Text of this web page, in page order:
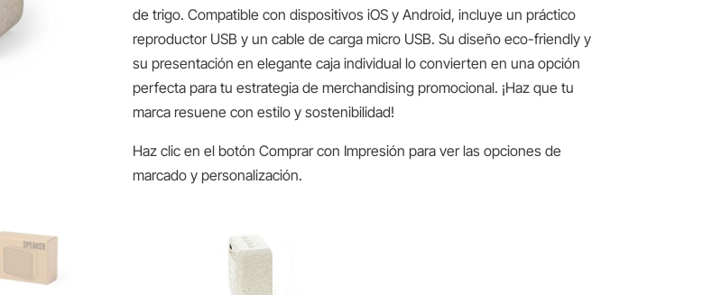
de trigo. Compatible con dispositivos iOS y Android, incluye un práctico
reproductor USB y un cable de carga micro USB. Su diseño eco-friendly y
su presentación en elegante caja individual lo convierten en una opción
perfecta para tu estrategia de merchandising promocional. ¡Haz que tu
marca resuene con estilo y sostenibilidad!
Haz clic en el botón Comprar con Impresión para ver las opciones de
marcado y personalización.